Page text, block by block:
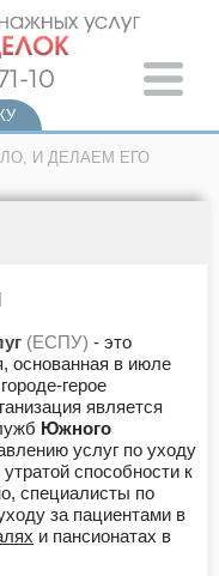
10
И ДЕЛАЕМ ЕГО
(ЕСПУ) - это
основанная в июле
герое
является
Южного
услуг по уходу
способности к
специалисты по
за пациентами в
и пансионатах в